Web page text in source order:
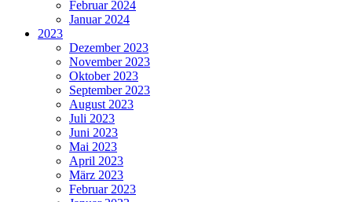
Februar 2024
Januar 2024
2023
Dezember 2023
November 2023
Oktober 2023
September 2023
August 2023
Juli 2023
Juni 2023
Mai 2023
April 2023
März 2023
Februar 2023